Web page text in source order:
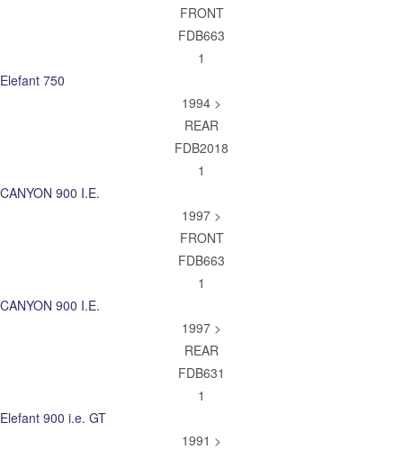
FRONT
FDB663
1
Elefant 750
1994 >
REAR
FDB2018
1
CANYON 900 I.E.
1997 >
FRONT
FDB663
1
CANYON 900 I.E.
1997 >
REAR
FDB631
1
Elefant 900 i.e. GT
1991 >